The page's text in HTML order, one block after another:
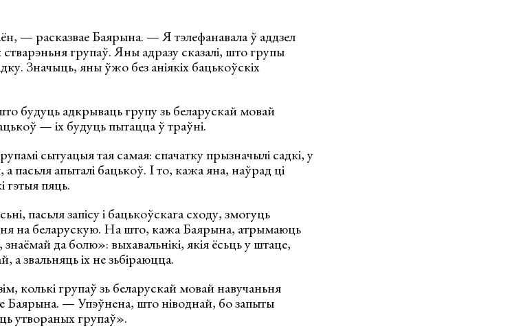
— расказвае Баярына. — Я тэлефанавала ў аддзел
стварэньня групаў. Яны адразу сказалі, што групы
Значыць, яны ўжо без аніякіх бацькоўскіх
будуць адкрываць групу зь беларускай мовай
— іх будуць пытацца ў траўні.
сытуацыя тая самая: спачатку прызначылі садкі, у
пасьля апыталі бацькоў. І то, кажа яна, наўрад ці
гэтыя пяць.
пасьля запісу і бацькоўскага сходу, змогуць
на беларускую. На што, кажа Баярына, атрымаюць
да болю»: выхавальнікі, якія ёсьць у штаце,
а звальняць іх не зьбіраюцца.
колькі групаў зь беларускай мовай навучаньня
Баярына. — Упэўнена, што ніводнай, бо запыты
утвораных групаў».